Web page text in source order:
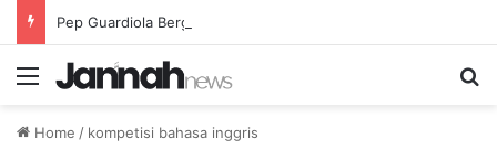
Menu
Home / kompetisi bahasa inggris